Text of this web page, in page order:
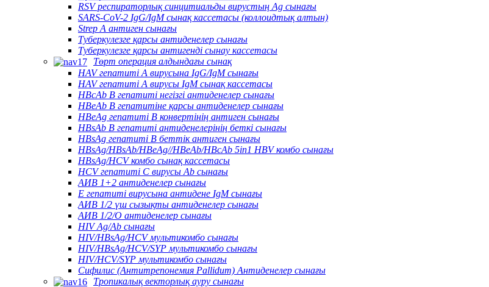
RSV респираторлық синцитиальды вирустың Ag сынағы
SARS-CoV-2 IgG/IgM сынақ кассетасы (коллоидтық алтын)
Strep A антиген сынағы
Туберкулезге қарсы антиденелер сынағы
Туберкулезге қарсы антигенді сынау кассетасы
Төрт операция алдындағы сынақ
HAV гепатиті А вирусына IgG/IgM сынағы
HAV гепатиті А вирусы IgM сынақ кассетасы
HBcAb В гепатиті негізгі антиденелер сынағы
HBeAb В гепатитіне қарсы антиденелер сынағы
HBeAg гепатиті В конвертінің антиген сынағы
HBsAb В гепатиті антиденелерінің беткі сынағы
HBsAg гепатиті В беттік антиген сынағы
HBsAg/HBsAb/HBeAg//HBeAb/HBcAb 5in1 HBV комбо сынағы
HBsAg/HCV комбо сынақ кассетасы
HCV гепатиті С вирусы Ab сынағы
АИВ 1+2 антиденелер сынағы
Е гепатиті вирусына антидене IgM сынағы
АИВ 1/2 үш сызықты антиденелер сынағы
АИВ 1/2/О антиденелер сынағы
HIV Ag/Ab сынағы
HIV/HBsAg/HCV мультикомбо сынағы
HIV/HBsAg/HCV/SYP мультикомбо сынағы
HIV/HCV/SYP мультикомбо сынағы
Сифилис (Антитрепонемия Pallidum) Антиденелер сынағы
Тропикалық векторлық ауру сынағы